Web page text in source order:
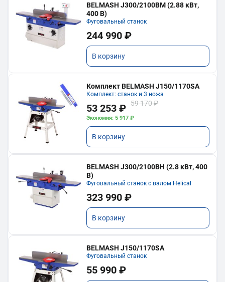
BELMASH J300/2100ВМ (2.88 кВт,
400 В)
Фуговальный станок
244 990 ₽
В корзину
Комплект BELMASH J150/1170SA
Комплект: станок и 3 ножа
53 253 ₽ 59 170 ₽
Экономия: 5 917 ₽
В корзину
BELMASH J300/2100ВH (2.8 кВт, 400
В)
Фуговальный станок с валом Helical
323 990 ₽
В корзину
BELMASH J150/1170SA
Фуговальный станок
55 990 ₽